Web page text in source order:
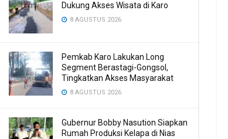
Dukung Akses Wisata di Karo
8 AGUSTUS 2026
Pemkab Karo Lakukan Long
Segment Berastagi-Gongsol,
Tingkatkan Akses Masyarakat
8 AGUSTUS 2026
Gubernur Bobby Nasution Siapkan
Rumah Produksi Kelapa di Nias